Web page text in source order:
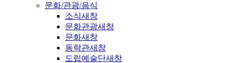
문화/관광/음식
소식새창
문화관광새창
문화새창
동락관새창
도립예술단새창